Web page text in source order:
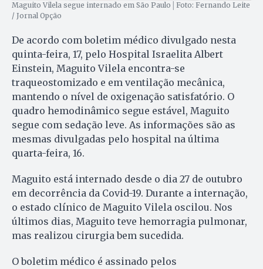
Maguito Vilela segue internado em São Paulo│Foto: Fernando Leite
/ Jornal Opção
De acordo com boletim médico divulgado nesta
quinta-feira, 17, pelo Hospital Israelita Albert
Einstein, Maguito Vilela encontra-se
traqueostomizado e em ventilação mecânica,
mantendo o nível de oxigenação satisfatório. O
quadro hemodinâmico segue estável, Maguito
segue com sedação leve. As informações são as
mesmas divulgadas pelo hospital na última
quarta-feira, 16.
Maguito está internado desde o dia 27 de outubro
em decorrência da Covid-19. Durante a internação,
o estado clínico de Maguito Vilela oscilou. Nos
últimos dias, Maguito teve hemorragia pulmonar,
mas realizou cirurgia bem sucedida.
O boletim médico é assinado pelos